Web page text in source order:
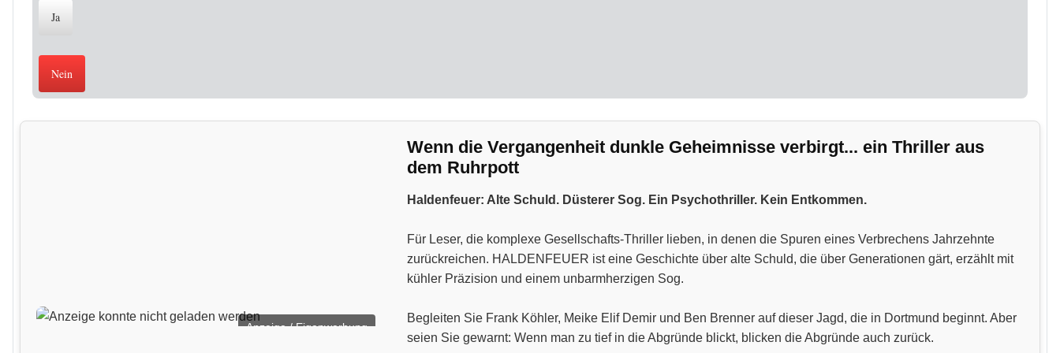
Anzeige / Eigenwerbung
Wenn die Vergangenheit dunkle Geheimnisse verbirgt... ein Thriller aus
dem Ruhrpott
Haldenfeuer: Alte Schuld. Düsterer Sog. Ein Psychothriller. Kein Entkommen.
Für Leser, die komplexe Gesellschafts-Thriller lieben, in denen die Spuren eines Verbrechens Jahrzehnte
zurückreichen. HALDENFEUER ist eine Geschichte über alte Schuld, die über Generationen gärt, erzählt mit
kühler Präzision und einem unbarmherzigen Sog.
Begleiten Sie Frank Köhler, Meike Elif Demir und Ben Brenner auf dieser Jagd, die in Dortmund beginnt. Aber
seien Sie gewarnt: Wenn man zu tief in die Abgründe blickt, blicken die Abgründe auch zurück.